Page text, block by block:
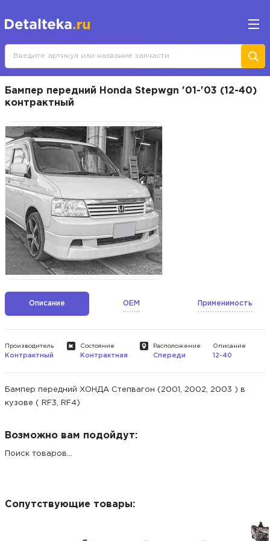
Бампер передний Honda Stepwgn '01-'03 (12-40)
контрактный
Описание OEM Применимость
Производитель
Контрактный
Состояние
Контрактная
Расположение
Спереди
Описание
12-40
Бампер передний ХОНДА Степвагон (2001, 2002, 2003 ) в
кузове ( RF3, RF4)
Возможно вам подойдут:
Поиск товаров...
Сопутствующие товары: